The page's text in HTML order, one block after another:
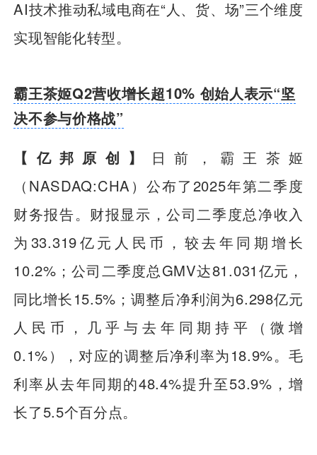
AI技术推动私域电商在“人、货、场”三个维度
实现智能化转型。
霸王茶姬Q2营收增长超10% 创始人表示“坚
决不参与价格战”
【亿邦原创】
日前，霸王茶姬
（NASDAQ:CHA）公布了2025年第二季度
财务报告。财报显示，公司二季度总净收入
为33.319亿元人民币，较去年同期增长
10.2%；公司二季度总GMV达81.031亿元，
同比增长15.5%；调整后净利润为6.298亿元
人民币，几乎与去年同期持平（微增
0.1%），对应的调整后净利率为18.9%。毛
利率从去年同期的48.4%提升至53.9%，增
长了5.5个百分点。